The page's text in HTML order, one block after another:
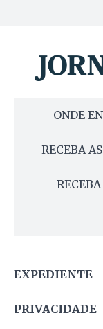
ONDE
RECEBA
EXPEDIENTE
PRIVACIDADE